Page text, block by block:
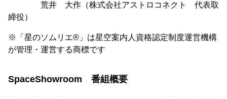
荒井 大作（株式会社アストロコネクト 代表取
締役）
※「星のソムリエ®」は星空案内人資格認定制度運営機構
が管理・運営する商標です
SpaceShowroom 番組概要